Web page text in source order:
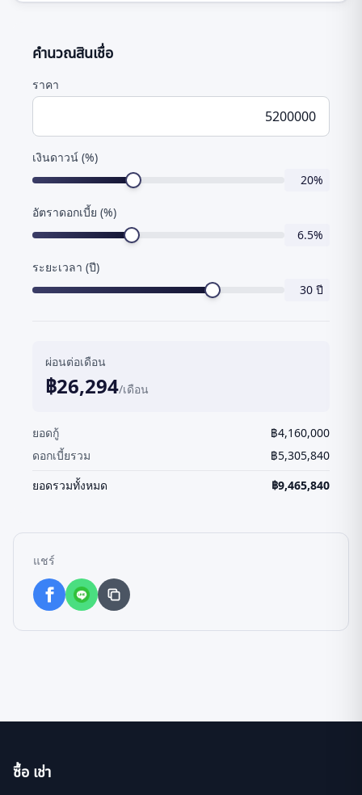
คำนวณสินเชื่อ
ราคา
เงินดาวน์ (%)
20%
อัตราดอกเบี้ย (%)
6.5%
ระยะเวลา (ปี)
30 ปี
ผ่อนต่อเดือน
฿26,294/เดือน
ยอดกู้ ฿4,160,000
ดอกเบี้ยรวม
฿5,305,840
ยอดรวมทั้งหมด
฿9,465,840
แชร์
ซื้อ เช่า